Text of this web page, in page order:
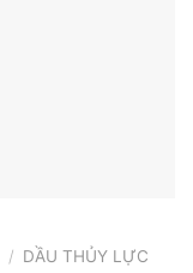
/ DẦU THỦY LỰC